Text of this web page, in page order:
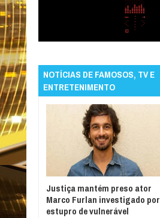
NOTÍCIAS DE FAMOSOS, TV E
ENTRETENIMENTO
Justiça mantém preso ator
Marco Furlan investigado por
estupro de vulnerável